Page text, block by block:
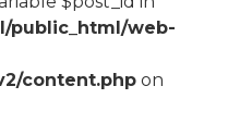
public_html/web-
content.phpon